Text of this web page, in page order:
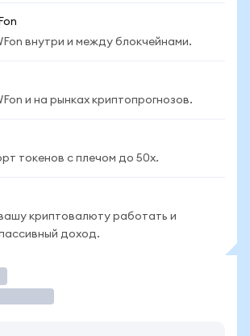
внутри и между блокчейнами.
и на рынках криптопрогнозов.
токенов с плечом до 50x.
криптовалюту работать и
доход.